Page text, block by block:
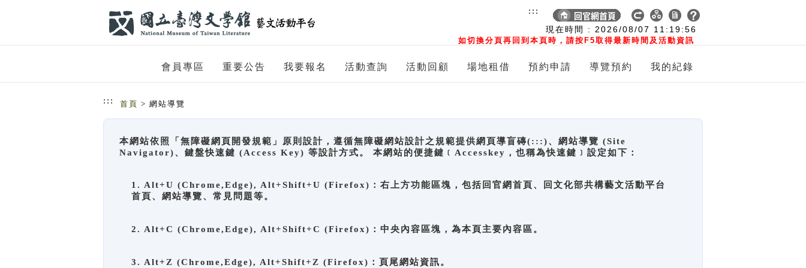
現在時間 : 2026/08/07 11:19:57
如切換分頁再回到本頁時，請按F5取得最新時間及活動資訊
:::
會員專區 重要公告 我要報名 活動查詢 活動回顧 場地租借 預約申請 導覽預約 我的紀錄
::: 首頁 > 網站導覽
本網站依照「無障礙網頁開發規範」原則設計，遵循無障礙網站設計之規範提供網頁導盲磚(:::)、網站導覽 (Site
Navigator)、鍵盤快速鍵 (Access Key) 等設計方式。 本網站的便捷鍵﹝Accesskey，也稱為快速鍵﹞設定如下：
1. Alt+U (Chrome,Edge), Alt+Shift+U (Firefox)：右上方功能區塊，包括回官網首頁、回文化部共構藝文活動平台
首頁、網站導覽、常見問題等。
2. Alt+C (Chrome,Edge), Alt+Shift+C (Firefox)：中央內容區塊，為本頁主要內容區。
3. Alt+Z (Chrome,Edge), Alt+Shift+Z (Firefox)：頁尾網站資訊。